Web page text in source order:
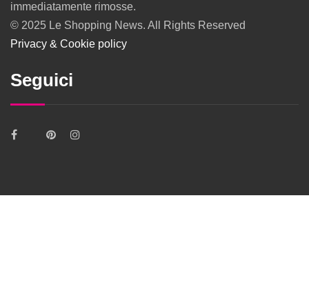
immediatamente rimosse.
© 2025 Le Shopping News. All Rights Reserved
Privacy & Cookie policy
Seguici